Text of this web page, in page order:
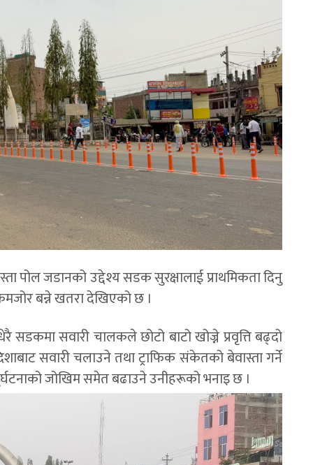
पोल जडानको उद्देश्य सडक सुरक्षालाई प्राथमिकता दिनु
बन्ने खतरा देखिएको छ ।
सवारी चालकले छोटो बाटो खोज्ने प्रवृत्ति बढ्दो
सवारी चलाउने तथा ट्राफिक संकेतको बेवास्ता गर्ने
जोखिम समेत बढाउने उनीहरूको भनाइ छ ।